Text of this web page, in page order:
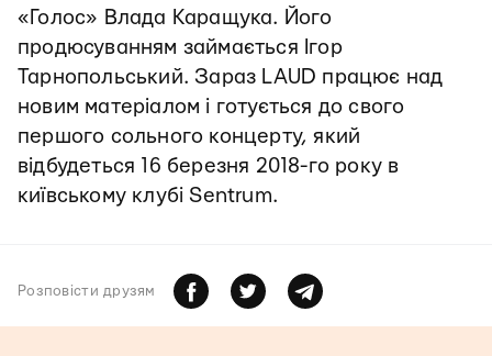
«Голос» Влада Каращука. Його
продюсуванням займається Ігор
Тарнопольський. Зараз LAUD працює над
новим матеріалом і готується до свого
першого сольного концерту, який
відбудеться 16 березня 2018-го року в
київському клубі Sentrum.
Розповiсти друзям